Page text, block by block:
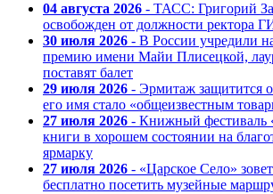
04 августа 2026 - ТАСС: Григорий
освобожден от должности ректора
30 июля 2026 - В России учредили
премию имени Майи Плисецкой,
поставят балет
29 июля 2026 - Эрмитаж защитится
его имя стало «общеизвестным
27 июля 2026 - Книжный фестиваль
книги в хорошем состоянии на
ярмарку
27 июля 2026 - «Царское Село»
бесплатно посетить музейные